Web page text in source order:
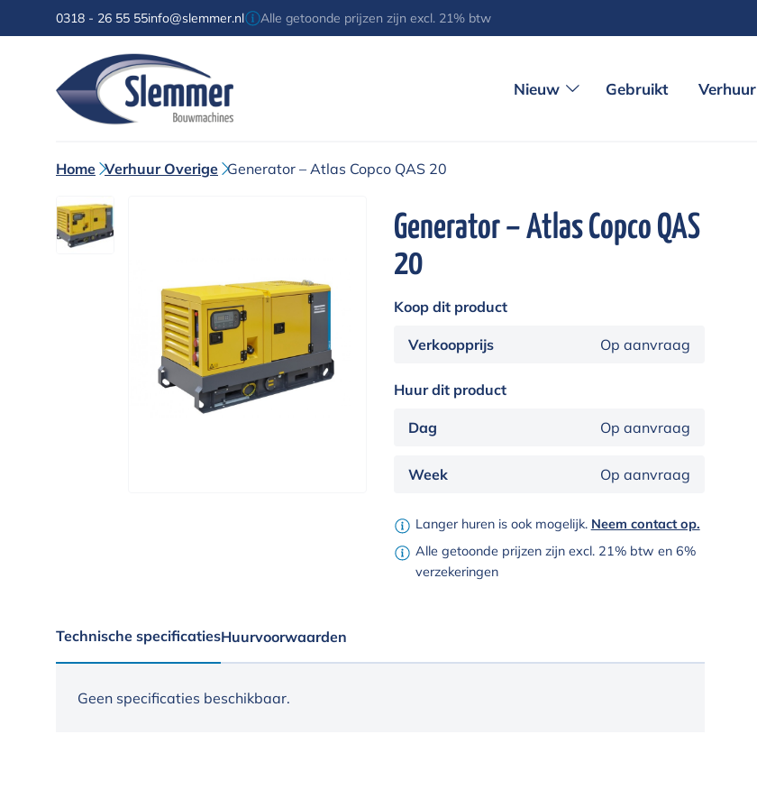
0318 - 26 55 55info@slemmer.nl Alle getoonde prijzen zijn excl. 21% btw
Nieuw Gebruikt Verhuur
Home Verhuur Overige Generator – Atlas Copco QAS 20
Generator – Atlas Copco QAS
20
Koop dit product
Verkoopprijs Op aanvraag
Huur dit product
Dag Op aanvraag
Week Op aanvraag
Langer huren is ook mogelijk. Neem contact op.
Alle getoonde prijzen zijn excl. 21% btw en 6%
verzekeringen
Technische specificatiesHuurvoorwaarden
Geen specificaties beschikbaar.